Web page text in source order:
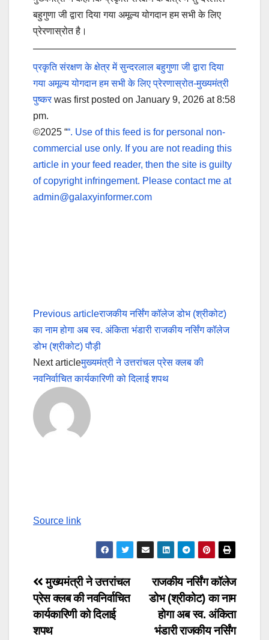
बहुगुणा जी द्वारा दिया गया अमूल्य योगदान हम सभी के लिए
प्रेरणास्रोत है।
प्रकृति संरक्षण के क्षेत्र में सुन्दरलाल बहुगुणा जी द्वारा दिया
गया अमूल्य योगदान हम सभी के लिए प्रेरणास्रोत-मुख्यमंत्री
पुष्करwas first posted on January 9, 2026 at 8:58
pm.
©2025 ““. Use of this feed is for personal non-
commercial use only. If you are not reading this
article in your feed reader, then the site is guilty
of copyright infringement. Please contact me at
admin@galaxyinformer.com
Previous articleराजकीय नर्सिंग कॉलेज डोभ (श्रीकोट)
का नाम होगा अब स्व. अंकिता भंडारी राजकीय नर्सिंग कॉलेज
डोभ (श्रीकोट) पौड़ी
Next articleमुख्यमंत्री ने उत्तरांचल प्रेस क्लब की
नवनिर्वाचित कार्यकारिणी को दिलाई शपथ
Source link
Post
navigation
राजकीय नर्सिंग कॉलेज
डोभ (श्रीकोट) का नाम
होगा अब स्व. अंकिता
भंडारी राजकीय नर्सिंग
मुख्यमंत्री ने उत्तरांचल
प्रेस क्लब की नवनिर्वाचित
कार्यकारिणी को दिलाई
शपथ